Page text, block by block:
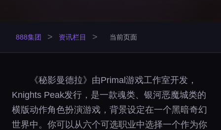
888集团 > 资讯栏目 > 当前页面
《秘影曼德拉》由Primal游戏工作室开发，
Knights Peak发行，是一款魂类、银河恶魔城类的
横版动作角色扮演游戏，背景设定在一个黑暗奇幻
世界中。你可以从六个可选职业中选择一个作为你